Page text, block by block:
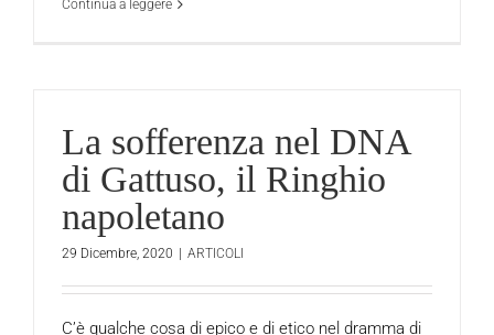
Continua a leggere
La sofferenza nel DNA
di Gattuso, il Ringhio
napoletano
29 Dicembre, 2020 | ARTICOLI
C’è qualche cosa di epico e di etico nel dramma di